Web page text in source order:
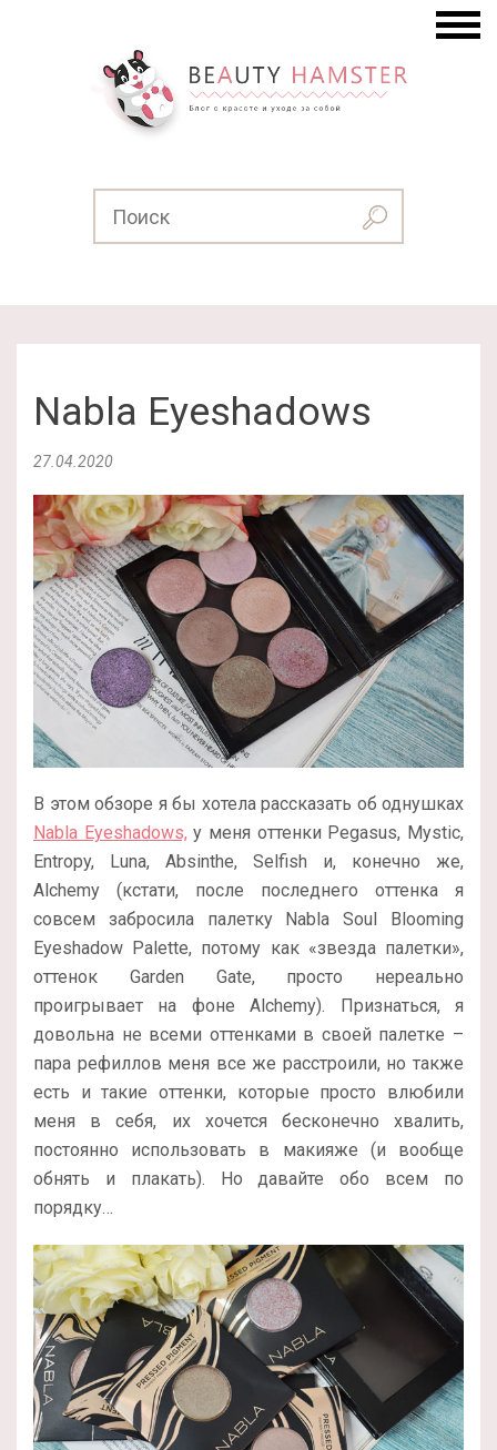
Nabla Eyeshadows
27.04.2020
В этом обзоре я бы хотела рассказать об однушках
Nabla Eyeshadows, у меня оттенки Pegasus, Mystic,
Entropy, Luna, Absinthe, Selfish и, конечно же,
Alchemy (кстати, после последнего оттенка я
совсем забросила палетку Nabla Soul Blooming
Eyeshadow Palette, потому как «звезда палетки»,
оттенок Garden Gate, просто нереально
проигрывает на фоне Alchemy). Признаться, я
довольна не всеми оттенками в своей палетке –
пара рефиллов меня все же расстроили, но также
есть и такие оттенки, которые просто влюбили
меня в себя, их хочется бесконечно хвалить,
постоянно использовать в макияже (и вообще
обнять и плакать). Но давайте обо всем по
порядку…